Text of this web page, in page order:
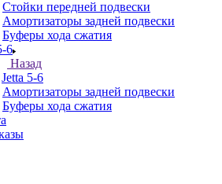
Стойки передней подвески
Амортизаторы задней подвески
Буферы хода сжатия
6
Назад
Jetta 5-6
Амортизаторы задней подвески
Буферы хода сжатия